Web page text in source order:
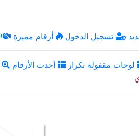
تسجيل الدخول أرقام مميزة
لوحات مقفولة تكرار أحدث الأرقام